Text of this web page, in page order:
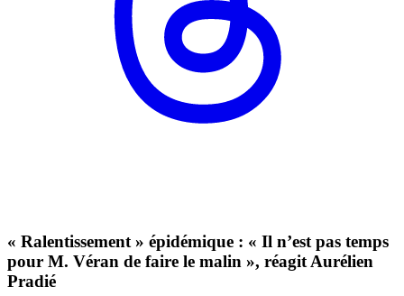
« Ralentissement » épidémique : « Il n’est pas temps
pour M. Véran de faire le malin », réagit Aurélien
Pradié